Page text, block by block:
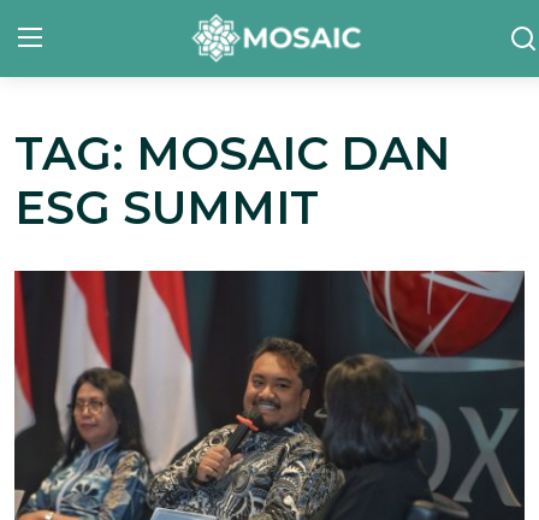
Contact
Tentang Kami
Team Kami
Galeri
Inisiatif
Sorotan Berita
TAG: MOSAIC DAN
ESG SUMMIT